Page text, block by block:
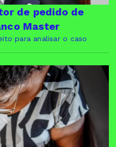
de pedido de
Master
para analisar o caso